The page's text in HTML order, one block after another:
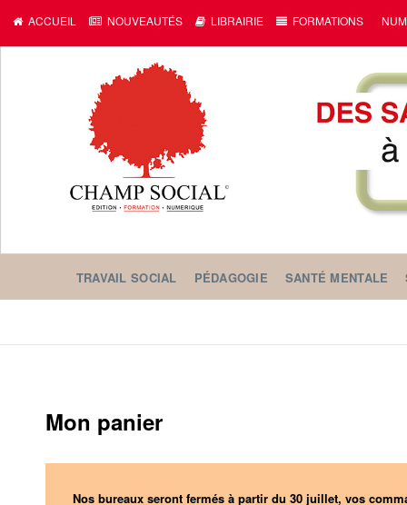
ACCUEIL NOUVEAUTÉS LIBRAIRIE FORMATIONS
TRAVAIL SOCIAL PÉDAGOGIE SANTÉ MENTALE
Mon panier
Nos bureaux seront fermés à partir du 30 juillet, vos